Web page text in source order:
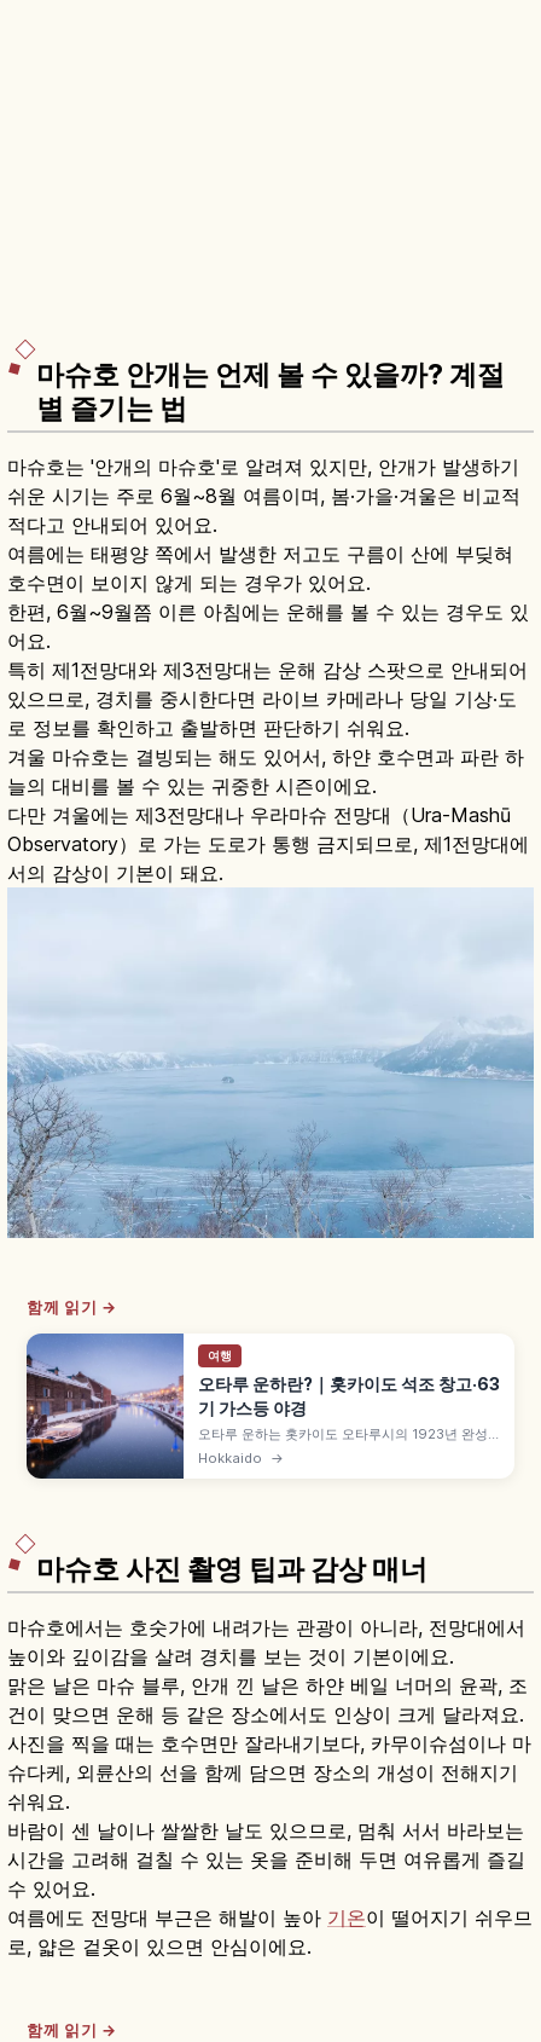
마슈호 안개는 언제 볼 수 있을까? 계절
별 즐기는 법
마슈호는 '안개의 마슈호'로 알려져 있지만, 안개가 발생하기
쉬운 시기는 주로 6월~8월 여름이며, 봄·가을·겨울은 비교적
적다고 안내되어 있어요.
여름에는 태평양 쪽에서 발생한 저고도 구름이 산에 부딪혀
호수면이 보이지 않게 되는 경우가 있어요.
한편, 6월~9월쯤 이른 아침에는 운해를 볼 수 있는 경우도 있
어요.
특히 제1전망대와 제3전망대는 운해 감상 스팟으로 안내되어
있으므로, 경치를 중시한다면 라이브 카메라나 당일 기상·도
로 정보를 확인하고 출발하면 판단하기 쉬워요.
겨울 마슈호는 결빙되는 해도 있어서, 하얀 호수면과 파란 하
늘의 대비를 볼 수 있는 귀중한 시즌이에요.
다만 겨울에는 제3전망대나 우라마슈 전망대（Ura-Mashū
Observatory）로 가는 도로가 통행 금지되므로, 제1전망대에
서의 감상이 기본이 돼요.
함께 읽기 →
여행
오타루 운하란?｜홋카이도 석조 창고·63
기 가스등 야경
오타루 운하는 홋카이도 오타루시의 1923년 완성
된 총길이 약 1,140m 운하로, 해면을 매립해 만든
Hokkaido →
마슈호 사진 촬영 팁과 감상 매너
마슈호에서는 호숫가에 내려가는 관광이 아니라, 전망대에서
높이와 깊이감을 살려 경치를 보는 것이 기본이에요.
맑은 날은 마슈 블루, 안개 낀 날은 하얀 베일 너머의 윤곽, 조
건이 맞으면 운해 등 같은 장소에서도 인상이 크게 달라져요.
사진을 찍을 때는 호수면만 잘라내기보다, 카무이슈섬이나 마
슈다케, 외륜산의 선을 함께 담으면 장소의 개성이 전해지기
쉬워요.
바람이 센 날이나 쌀쌀한 날도 있으므로, 멈춰 서서 바라보는
시간을 고려해 걸칠 수 있는 옷을 준비해 두면 여유롭게 즐길
수 있어요.
여름에도 전망대 부근은 해발이 높아 기온이 떨어지기 쉬우므
로, 얇은 겉옷이 있으면 안심이에요.
함께 읽기 →